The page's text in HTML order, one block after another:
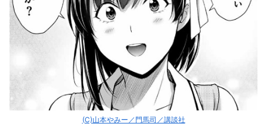
(C)山本やみー／門馬司／講談社